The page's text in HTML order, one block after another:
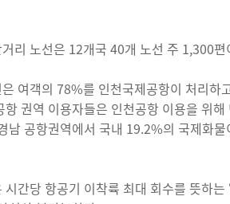
리 노선은 12개국 40개 노선 주 1,300
여객의 78%를 인천국제공항이 처리
항 권역 이용자들은 인천공항 이용을 위
남 공항권역에서 국내 19.2%의 국제화
시간당 항공기 이착륙 최대 회수를 뜻하